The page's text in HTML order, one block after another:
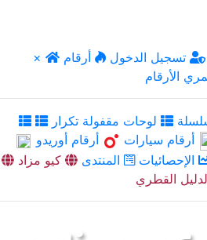
× تسجيل الدخول
أرقام
الأرقام
لوحات مقفولة تكرار
أرقام سيارات
أرقام أوريدو
الإحصائيات المنتدى
كيو مزاد
القطري